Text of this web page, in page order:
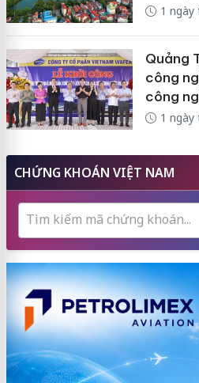
1
Quảng
công
công
1
CHỨNG KHOÁN VIỆT NAM
Tìm kiếm mã chứng khoán...